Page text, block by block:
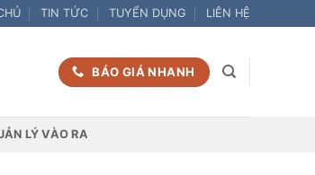
TIN TỨC TUYỂN DỤNG LIÊN HỆ
BÁO GIÁ NHANH
LÝ VÀO RA